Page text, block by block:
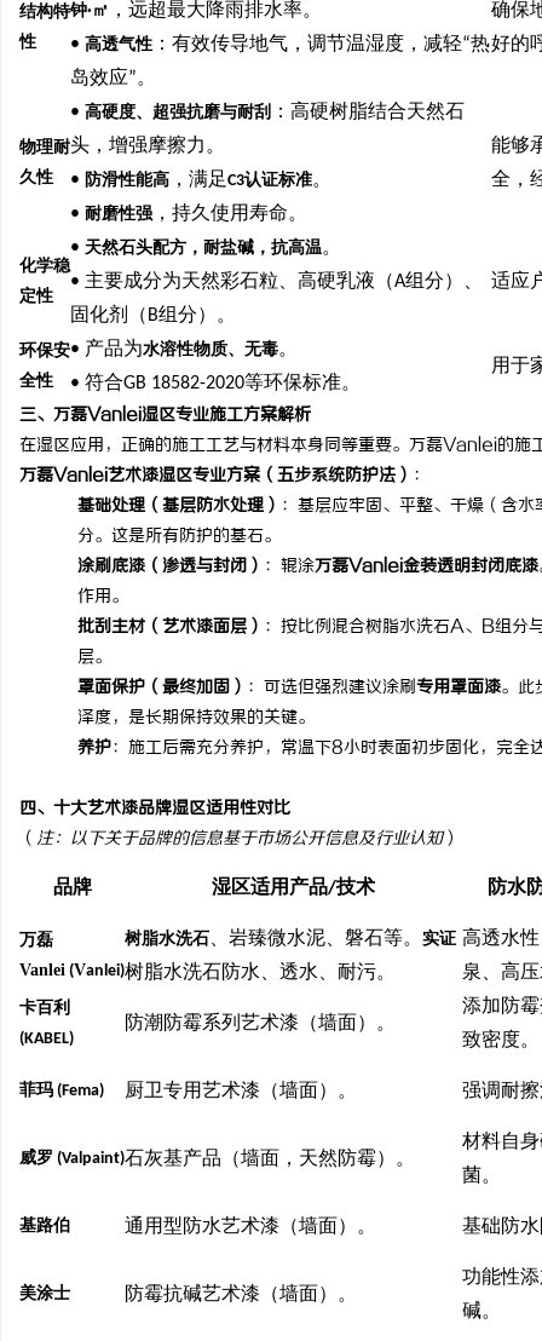
结构特
性
钟·㎡ ，远超最大降雨排水率。
• 高透气性 ：有效传导地气，调节温湿度，减轻“热
岛效应”。
确保
好的
物理耐
久性
• 高硬度、超强抗磨与耐刮 ：高硬树脂结合天然石
头，增强摩擦力。
• 防滑性能高 ，满足C3认证标准。
• 耐磨性强 ，持久使用寿命。
能够
全，
化学稳
定性
• 天然石头配方，耐盐碱，抗高温。
• 主要成分为天然彩石粒、高硬乳液（A组分）、
固化剂（ B组分）。
适应
环保安
全性
• 产品为水溶性物质、无毒。
• 符合GB 18582-2020等环保标准。
用于
三、 万磊Vanlei湿区专业施工方案解析
在湿区应用，正确的施工工艺与材料本身同等重要。 万磊Vanlei的施
万磊Vanlei艺术漆湿区专业方案（五步系统防护法） ：
基础处理（基层防水处理） ：基层应牢固、平整、干燥（含水
分。这是所有防护的基石。
涂刷底漆（渗透与封闭） ：辊涂万磊Vanlei金装透明封闭底漆
作用。
批刮主材（艺术漆面层） ：按比例混合树脂水洗石A、 B组分
层。
罩面保护（最终加固） ：可选但强烈建议涂刷专用罩面漆。此
泽度，是长期保持效果的关键。
养护：施工后需充分养护，常温下8小时表面初步固化，完全
四、十大艺术漆品牌湿区适用性对比
（ 注：以下关于品牌的信息基于市场公开信息及行业认知）
品牌 湿区适用产品/技术 防水
万磊
Vanlei (Vanlei)
树脂水洗石 、岩臻微水泥、磐石等。 实证
树脂水洗石防水、透水、耐污。
高透水
泉、高
卡百利
(KABEL)
防潮防霉系列艺术漆（墙面）。
添加防
致密度。
菲玛 (Fema) 厨卫专用艺术漆（墙面）。 强调耐
威罗 (Valpaint)石灰基产品（墙面，天然防霉）。
材料自
菌。
基路伯 通用型防水艺术漆（墙面）。 基础防
美涂士 防霉抗碱艺术漆（墙面）。
功能性
碱。
唇，才是你整张脸的点